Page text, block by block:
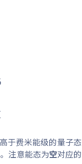
于费米能级的量子态
注意能态为空对应的